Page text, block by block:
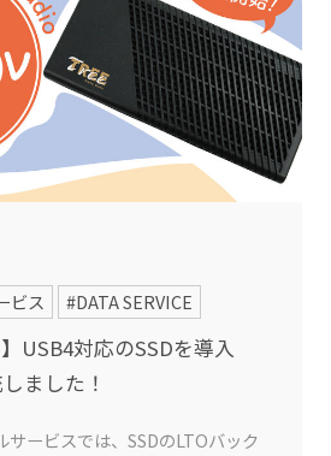
ビス #DATA SERVICE
】USB4対応のSSDを導入
ました！
サービスでは、SSDのLTOバック